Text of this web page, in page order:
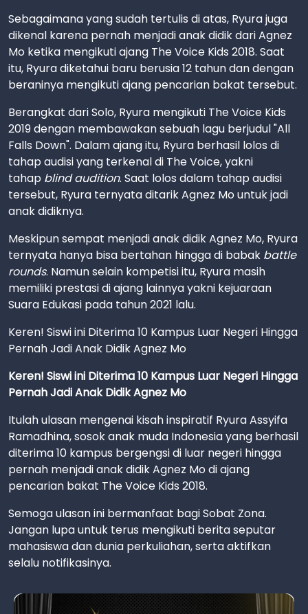
Sebagaimana yang sudah tertulis di atas, Ryura juga
dikenal karena pernah menjadi anak didik dari Agnez
Mo ketika mengikuti ajang The Voice Kids 2018. Saat
itu, Ryura diketahui baru berusia 12 tahun dan dengan
beraninya mengikuti ajang pencarian bakat tersebut.
Berangkat dari Solo, Ryura mengikuti The Voice Kids
2019 dengan membawakan sebuah lagu berjudul "All
Falls Down". Dalam ajang itu, Ryura berhasil lolos di
tahap audisi yang terkenal di The Voice, yakni
tahap blind audition. Saat lolos dalam tahap audisi
tersebut, Ryura ternyata ditarik Agnez Mo untuk jadi
anak didiknya.
Meskipun sempat menjadi anak didik Agnez Mo, Ryura
ternyata hanya bisa bertahan hingga di babak battle
rounds. Namun selain kompetisi itu, Ryura masih
memiliki prestasi di ajang lainnya yakni kejuaraan
Suara Edukasi pada tahun 2021 lalu.
Keren! Siswi ini Diterima 10 Kampus Luar Negeri Hingga
Pernah Jadi Anak Didik Agnez Mo
Keren! Siswi ini Diterima 10 Kampus Luar Negeri Hingga
Pernah Jadi Anak Didik Agnez Mo
Itulah ulasan mengenai kisah inspiratif Ryura Assyifa
Ramadhina, sosok anak muda Indonesia yang berhasil
diterima 10 kampus bergengsi di luar negeri hingga
pernah menjadi anak didik Agnez Mo di ajang
pencarian bakat The Voice Kids 2018.
Semoga ulasan ini bermanfaat bagi Sobat Zona.
Jangan lupa untuk terus mengikuti berita seputar
mahasiswa dan dunia perkuliahan, serta aktifkan
selalu notifikasinya.